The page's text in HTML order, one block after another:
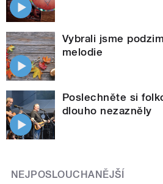
Vybrali jsme
melodie
Poslechněte si
dlouho nezazněly
NEJPOSLOUCHANĚJŠÍ